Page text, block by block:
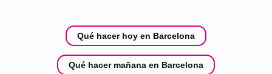
Qué hacer hoy en Barcelona
Qué hacer mañana en Barcelona